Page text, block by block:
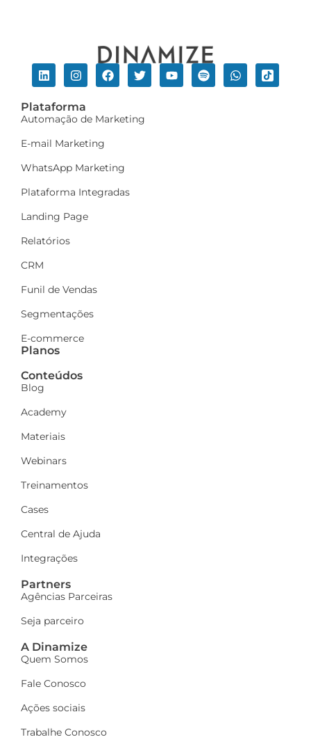
Plataforma
Automação de Marketing
E-mail Marketing
WhatsApp Marketing
Plataforma Integradas
Landing Page
Relatórios
CRM
Funil de Vendas
Segmentações
E-commerce
Planos
Conteúdos
Blog
Academy
Materiais
Webinars
Treinamentos
Cases
Central de Ajuda
Integrações
Partners
Agências Parceiras
Seja parceiro
A Dinamize
Quem Somos
Fale Conosco
Ações sociais
Trabalhe Conosco